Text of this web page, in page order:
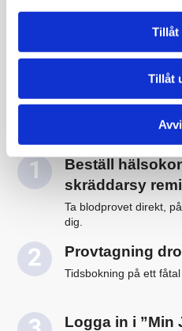
Tillåt
Tillåt
Beställning &
Få kunskap om dina
blodvärden över tid.
Beställ
skräddarsy
Ta blodprovet direkt,
dig.
Provtagning
Tidsbokning på ett fåtal
Logga in i ”Min